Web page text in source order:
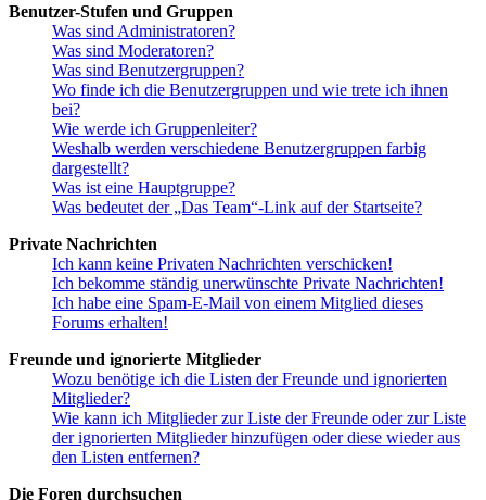
Benutzer-Stufen und Gruppen
Was sind Administratoren?
Was sind Moderatoren?
Was sind Benutzergruppen?
Wo finde ich die Benutzergruppen und wie trete ich ihnen
bei?
Wie werde ich Gruppenleiter?
Weshalb werden verschiedene Benutzergruppen farbig
dargestellt?
Was ist eine Hauptgruppe?
Was bedeutet der „Das Team“-Link auf der Startseite?
Private Nachrichten
Ich kann keine Privaten Nachrichten verschicken!
Ich bekomme ständig unerwünschte Private Nachrichten!
Ich habe eine Spam-E-Mail von einem Mitglied dieses
Forums erhalten!
Freunde und ignorierte Mitglieder
Wozu benötige ich die Listen der Freunde und ignorierten
Mitglieder?
Wie kann ich Mitglieder zur Liste der Freunde oder zur Liste
der ignorierten Mitglieder hinzufügen oder diese wieder aus
den Listen entfernen?
Die Foren durchsuchen